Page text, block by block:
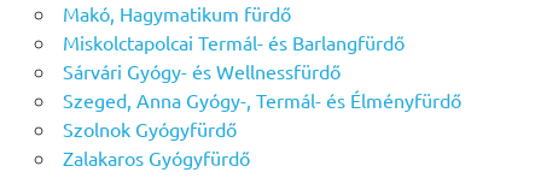
Makó, Hagymatikum fürdő
Miskolctapolcai Termál- és Barlangfürdő
Sárvári Gyógy- és Wellnessfürdő
Szeged, Anna Gyógy-, Termál- és Élményfürdő
Szolnok Gyógyfürdő
Zalakaros Gyógyfürdő